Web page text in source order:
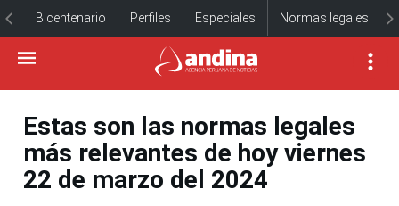
Bicentenario Perfiles Especiales Normas legales
Estas son las normas legales
más relevantes de hoy viernes
22 de marzo del 2024